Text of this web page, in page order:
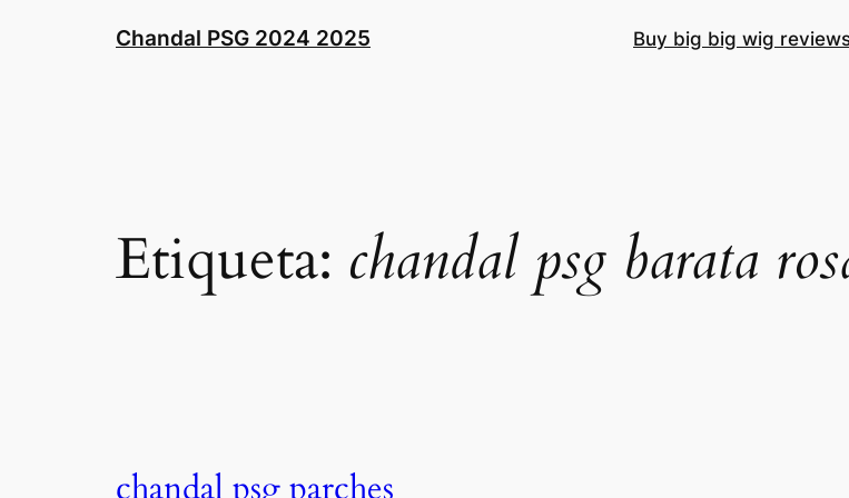
Chandal PSG 2024 2025 Buy big big wig
Etiqueta: chandal psg barata